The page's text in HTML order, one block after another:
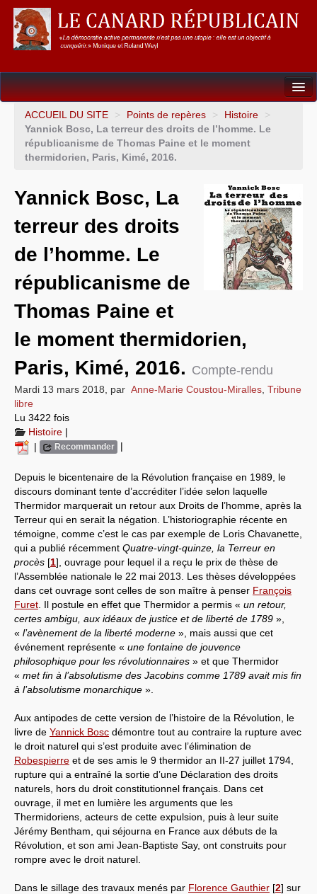
Dossiers
L’Union européenne
Un éléphant, ça trompe énormément !
Gouvernance mondiale & mondialisation
International
Résistances
L’Empire américain
Systèmes & société sous contrôle
Nouvelles de l’antirépublique
Crises "Covid-19 & H1N1"
Guerre en Ukraine
ACCUEIL DU SITE > Points de repères > Histoire
>
Yannick Bosc, La terreur des droits de l’homme. Le
républicanisme de Thomas Paine et le moment
thermidorien, Paris, Kimé, 2016.
Yannick Bosc, La
terreur des droits
de l’homme. Le
républicanisme de
Thomas Paine et
le moment thermidorien,
Paris, Kimé, 2016. Compte-rendu
Mardi 13 mars 2018 par Anne-Marie Coustou-Miralles Tribune
libre
Lu 3422 fois
Histoire |
|
Recommander |
Depuis le bicentenaire de la Révolution française en 1989, le
discours dominant tente d’accréditer l’idée selon laquelle
Thermidor marquerait un retour aux Droits de l’homme, après la
Terreur qui en serait la négation. L’historiographie récente en
témoigne, comme c’est le cas par exemple de Loris Chavanette,
qui a publié récemment Quatre-vingt-quinze, la Terreur en
procès [1] , ouvrage pour lequel il a reçu le prix de thèse de
l’Assemblée nationale le 22 mai 2013. Les thèses développées
dans cet ouvrage sont celles de son maître à penser François
Furet . Il postule en effet que Thermidor a permis « un retour,
certes ambigu, aux idéaux de justice et de liberté de 1789 »,
« l’avènement de la liberté moderne », mais aussi que cet
événement représente « une fontaine de jouvence
philosophique pour les révolutionnaires » et que Thermidor
« met fin à l’absolutisme des Jacobins comme 1789 avait mis fin
à l’absolutisme monarchique ».
Aux antipodes de cette version de l’histoire de la Révolution, le
livre de Yannick Bosc démontre tout au contraire la rupture avec
le droit naturel qui s’est produite avec l’élimination de
Robespierre et de ses amis le 9 thermidor an II-27 juillet 1794,
rupture qui a entraîné la sortie d’une Déclaration des droits
naturels, hors du droit constitutionnel français. Dans cet
ouvrage, il met en lumière les arguments que les
Thermidoriens, acteurs de cette expulsion, puis à leur suite
Jérémy Bentham, qui séjourna en France aux débuts de la
Révolution, et son ami Jean-Baptiste Say, ont construits pour
rompre avec le droit naturel.
Dans le sillage des travaux menés par Florence Gauthier [2] sur